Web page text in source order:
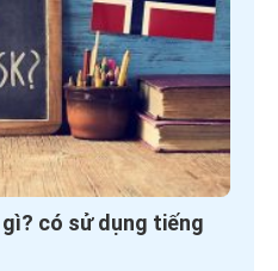
có sử dụng tiếng